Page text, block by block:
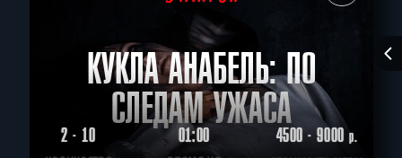
КУКЛА АНАБЕЛЬ: ПО
СЛЕДАМ УЖАСА
2 - 10 01:00 4500 - 9000р.